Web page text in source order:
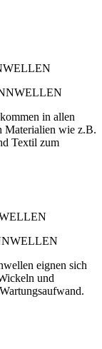
in allen
Materialien wie z.B.
Textil zum
eignen sich
und